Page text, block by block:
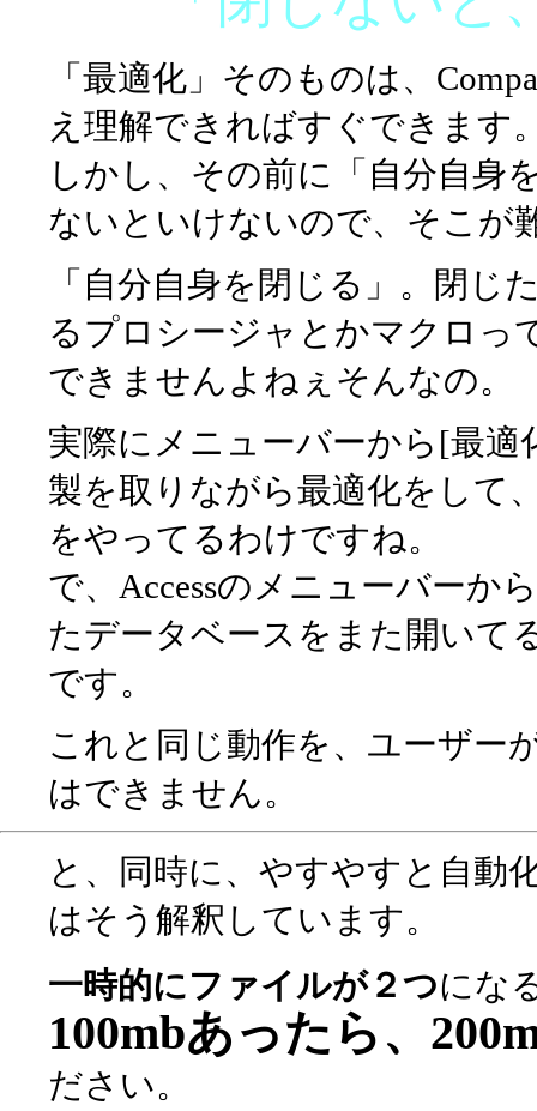
「最適化」そのものは、
え理解できればすぐできます
しかし、その前に「自分自身
ないといけないので、そこが
「自分自身を閉じる」。閉
るプロシージャとかマクロっ
できませんよねぇそんなの。
実際にメニューバーから[最
製を取りながら最適化をして
をやってるわけですね。
で、Accessのメニューバーか
たデータベースをまた開いて
です。
これと同じ動作を、ユーザー
はできません。
と、同時に、やすやすと自動
はそう解釈しています。
一時的にファイルが２つにな
100mbあったら、
ださい。